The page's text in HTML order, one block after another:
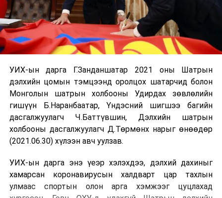
УИХ-ын дарга Г.Занданшатар 2021 оны Шатрын
дэлхийн цомын тэмцээнд оролцох шатарчид болон
Монголын шатрын холбооны Удирдах зөвлөлийн
гишүүн Б.Наранбаатар, Үндэсний шигшээ багийн
дасгалжуулагч Ч.Баттүвшин, Дэлхийн шатрын
холбооны дасгалжуулагч Д.Төрмөнх нарыг өнөөдөр
(2021.06.30) хүлээн авч уулзав.
УИХ-ын дарга энэ үеэр хэлэхдээ, дэлхий дахиныг
хамарсан коронавирусын халдварт цар тахлын
улмаас спортын олон арга хэмжээг цуцлахад